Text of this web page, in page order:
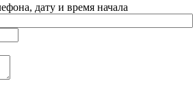
дату и время начала